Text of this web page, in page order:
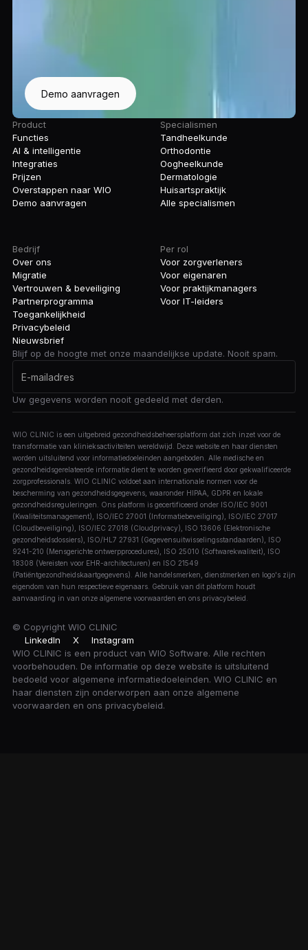
Demo aanvragen
Product
Functies
AI & intelligentie
Integraties
Prijzen
Overstappen naar WIO
Demo aanvragen
Specialismen
Tandheelkunde
Orthodontie
Oogheelkunde
Dermatologie
Huisartspraktijk
Alle specialismen
Bedrijf
Over ons
Migratie
Vertrouwen & beveiliging
Partnerprogramma
Toegankelijkheid
Privacybeleid
Per rol
Voor zorgverleners
Voor eigenaren
Voor praktijkmanagers
Voor IT-leiders
Nieuwsbrief
Blijf op de hoogte met onze maandelijkse update. Nooit spam.
Uw gegevens worden nooit gedeeld met derden.
WIO CLINIC is een uitgebreid gezondheidsbeheersplatform dat zich inzet voor de
transformatie van klinieksactiviteiten wereldwijd. Deze website en haar diensten
worden uitsluitend voor informatiedoeleinden aangeboden. Alle medische en
gezondheidsgerelateerde informatie dient te worden geverifieerd door gekwalificeerde
zorgprofessionals. WIO CLINIC voldoet aan internationale normen voor de
bescherming van gezondheidsgegevens, waaronder HIPAA, GDPR en lokale
gezondheidsreguleringen. Ons platform is gecertificeerd onder ISO/IEC 9001
(Kwaliteitsmanagement), ISO/IEC 27001 (Informatiebeveiliging), ISO/IEC 27017
(Cloudbeveiliging), ISO/IEC 27018 (Cloudprivacy), ISO 13606 (Elektronische
gezondheidsdossiers), ISO/HL7 27931 (Gegevensuitwisselingsstandaarden), ISO
9241-210 (Mensgerichte ontwerpprocedures), ISO 25010 (Softwarekwaliteit), ISO
18308 (Vereisten voor EHR-architecturen) en ISO 21549
(Patiëntgezondheidskaartgegevens). Alle handelsmerken, dienstmerken en logo's zijn
eigendom van hun respectieve eigenaars. Gebruik van dit platform houdt
aanvaarding in van onze algemene voorwaarden en ons privacybeleid.
© Copyright WIO CLINIC
LinkedIn
X
Instagram
WIO CLINIC is een product van WIO Software. Alle rechten
voorbehouden. De informatie op deze website is uitsluitend
bedoeld voor algemene informatiedoeleinden. WIO CLINIC en
haar diensten zijn onderworpen aan onze algemene
voorwaarden en ons privacybeleid.